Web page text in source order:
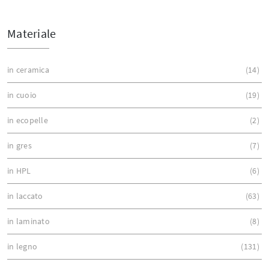
Materiale
in ceramica 14
in cuoio 19
in ecopelle 2
in gres 7
in HPL 6
in laccato 63
in laminato 8
in legno 131